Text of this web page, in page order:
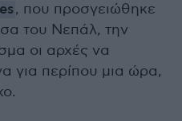
, που προσγειώθηκε
του Νεπάλ, την
οι αρχές να
για περίπου μια ώρα,